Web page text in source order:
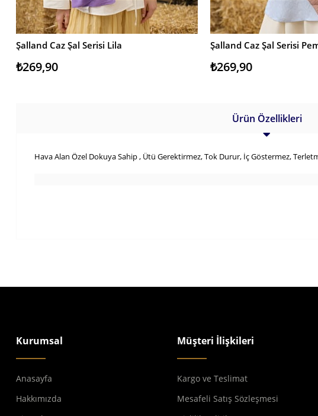
SEPETE EKLE
Şalland Caz Şal Serisi Lila
₺269,90
SEPETE EKLE
Şalland Caz Şal Serisi
₺269,90
Ürün Özellikleri
Hava Alan Özel Dokuya Sahip , Ütü Gerektirmez, Tok Durur, İç Göstermez,
Kurumsal
Anasayfa
Hakkımızda
Müşteri İlişkileri
Kargo ve Teslimat
Mesafeli Satış Sözleşmesi